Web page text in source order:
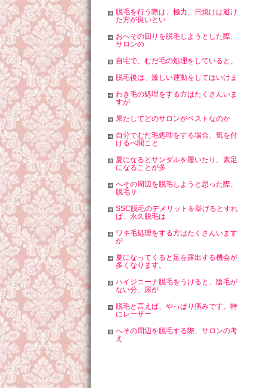
脱毛を行う際は、極力、日焼けは避け
た方が良いとい
おへその回りを脱毛しようとした際、
サロンの
自宅で、むだ毛の処理をしていると、
脱毛後は、激しい運動をしてはいけま
わき毛の処理をする方はたくさんいま
すが
果たしてどのサロンがベストなのか
自分でむだ毛処理をする場合、気を付
けるべ聞こと
夏になるとサンダルを履いたり、素足
になることが多
へその周辺を脱毛しようと思った際、
脱毛サ
SSC脱毛のデメリットを挙げるとすれ
ば、永久脱毛は
ワキ毛処理をする方はたくさんいます
が
夏になってくると足を露出する機会が
多くなります。
ハイジニーナ脱毛をうけると、陰毛が
ない分、尿が
脱毛と言えば、やっぱり痛みです。特
にレーザー
へその周辺を脱毛する際、サロンの考
え